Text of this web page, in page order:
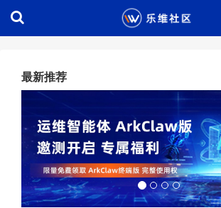
最新推荐
.